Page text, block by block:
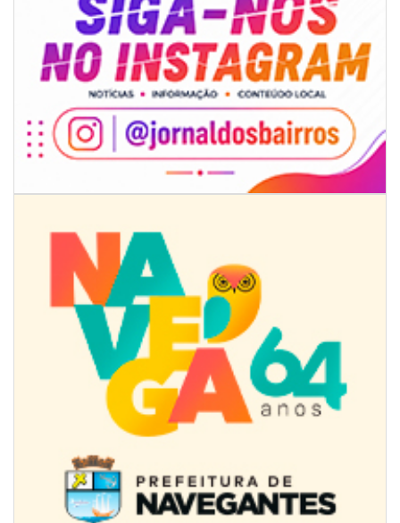
07/08/2026 | 18:12
Festa das Tradições Brasileiras reúne 4.145 pessoas na estreia, e
Reginaldo Sama sobe ao palco nesta sexta, às 19h
BALNEÁRIO CAMBORIÚ